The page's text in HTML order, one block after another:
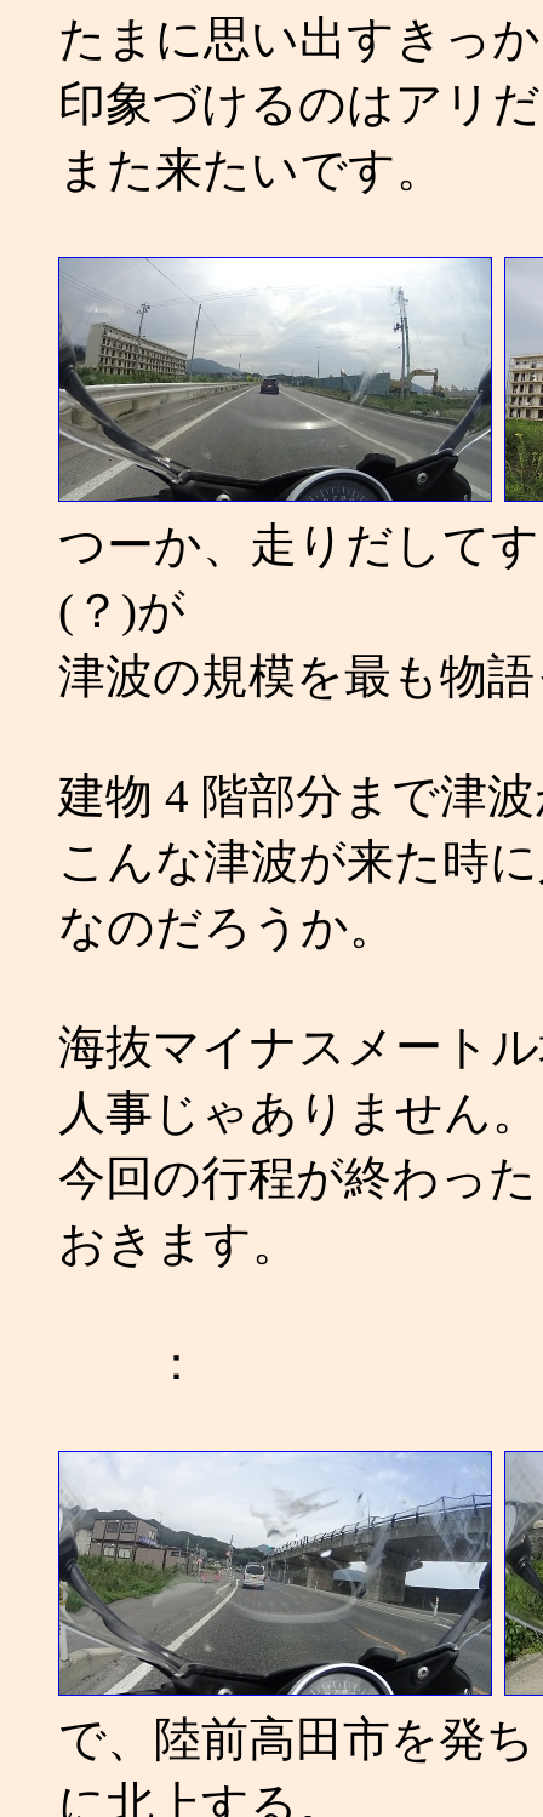
たまに思い出すきっ
印象づけるのはアリ
また来たいです。
つーか、走りだして
(？)が
津波の規模を最も物
建物 4 階部分まで津
こんな津波が来た時
なのだろうか。
海抜マイナスメート
人事じゃありません。
今回の行程が終わっ
おきます。
：
で、陸前高田市を発
に北上する。